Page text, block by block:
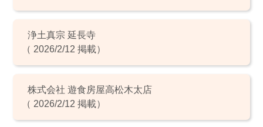
浄土真宗 延長寺
（ 2026/2/12 掲載）
株式会社 遊食房屋高松木太店
（ 2026/2/12 掲載）